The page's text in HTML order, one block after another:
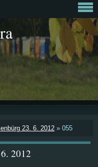
23. 6. 2012 » 055
2012